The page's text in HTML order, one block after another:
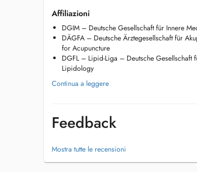
- modern ultrasound diagnostics (abdomen,
arteries), thorax)
- infectious disease and travel medicine
- prevention/check-ups,
- evaluation of abnormal liver function tests,
- vaccination advice,
- driver's license and insurance examination.
Secretariat: +352 27 99 59 59
Un centre médical pluridisciplinaire au Findel.
Affiliazioni
DGIM – Deutsche Gesellschaft für Innere
DÄGFA – Deutsche Ärztegesellschaft für
for Acupuncture
DGFL – Lipid-Liga – Deutsche
Lipidology
Continua a leggere
Feedback
Mostra tutte le recensioni